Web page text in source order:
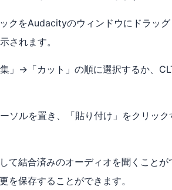
クをAudacityのウィンドウにドラッ
されます。
」→「カット」の順に選択するか、
ソルを置き、「貼り付け」をクリッ
て結合済みのオーディオを聞くことが
保存することができます。